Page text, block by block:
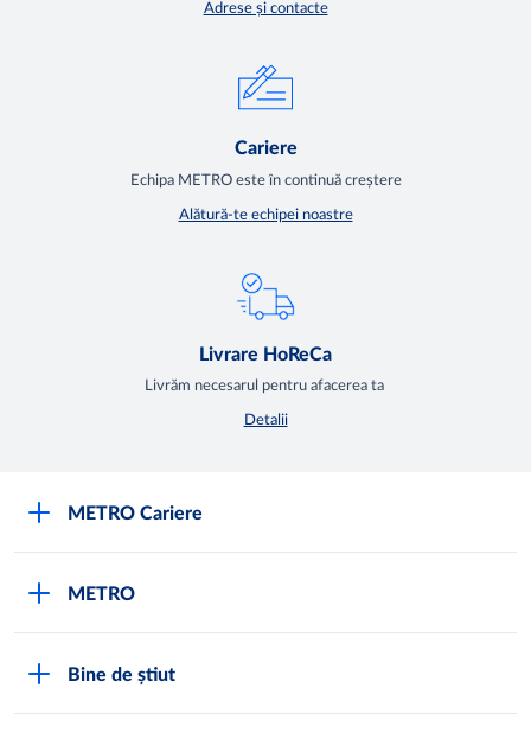
Adrese și contacte
Cariere
Echipa METRO este în continuă creștere
Alătură-te echipei noastre
Livrare HoReCa
Livrăm necesarul pentru afacerea ta
Detalii
METRO Cariere
METRO
Bine de știut